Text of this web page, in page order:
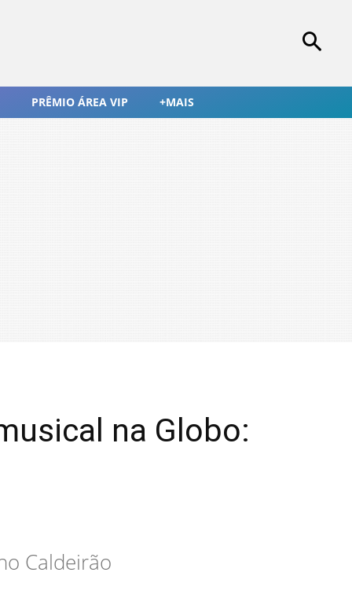
PRÊMIO ÁREA VIP +MAIS
na Globo:
Caldeirão